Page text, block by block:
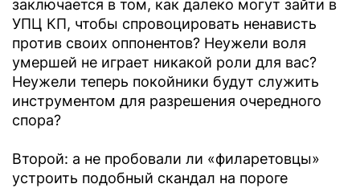
заключается в том, как далеко могут зайти в
УПЦ КП, чтобы спровоцировать ненависть
против своих оппонентов? Неужели воля
умершей не играет никакой роли для вас?
Неужели теперь покойники будут служить
инструментом для разрешения очередного
спора?
Второй: а не пробовали ли «филаретовцы»
устроить подобный скандал на пороге